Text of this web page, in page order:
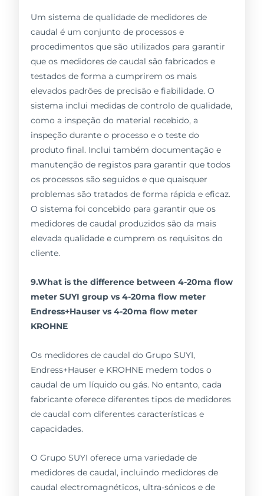
Um sistema de qualidade de medidores de
caudal é um conjunto de processos e
procedimentos que são utilizados para garantir
que os medidores de caudal são fabricados e
testados de forma a cumprirem os mais
elevados padrões de precisão e fiabilidade. O
sistema inclui medidas de controlo de qualidade,
como a inspeção do material recebido, a
inspeção durante o processo e o teste do
produto final. Inclui também documentação e
manutenção de registos para garantir que todos
os processos são seguidos e que quaisquer
problemas são tratados de forma rápida e eficaz.
O sistema foi concebido para garantir que os
medidores de caudal produzidos são da mais
elevada qualidade e cumprem os requisitos do
cliente.
9.What is the difference between 4-20ma flow
meter SUYI group vs 4-20ma flow meter
Endress+Hauser vs 4-20ma flow meter
KROHNE
Os medidores de caudal do Grupo SUYI,
Endress+Hauser e KROHNE medem todos o
caudal de um líquido ou gás. No entanto, cada
fabricante oferece diferentes tipos de medidores
de caudal com diferentes características e
capacidades.
O Grupo SUYI oferece uma variedade de
medidores de caudal, incluindo medidores de
caudal electromagnéticos, ultra-sónicos e de